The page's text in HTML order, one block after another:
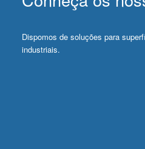
Dispomos de soluções para
industriais.